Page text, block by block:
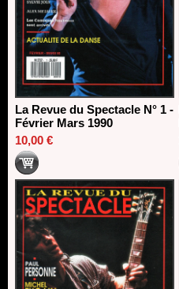
La Revue du Spectacle N° 1 -
Février Mars 1990
10,00 €